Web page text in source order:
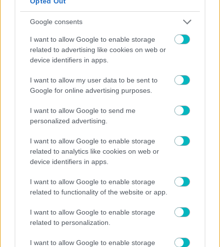
Google consents
I want to allow Google to enable storage
related to advertising like cookies on web or
device identifiers in apps.
I want to allow my user data to be sent to
Google for online advertising purposes.
I want to allow Google to send me
personalized advertising.
I want to allow Google to enable storage
related to analytics like cookies on web or
device identifiers in apps.
I want to allow Google to enable storage
related to functionality of the website or app.
I want to allow Google to enable storage
related to personalization.
I want to allow Google to enable storage
Κοντά στην Φενέρμπαχτσε ο Ρομέλου Λουκάκου
08/08/2026 | 18:35:07
SUPER LEAGUE
Μεταγραφή για τον ΟΦΗ πριν το Σούπερ Καπ!
ΔΙΕΘΝΗ
Τραμπζονσπόρ για… χαρτί υγείας!